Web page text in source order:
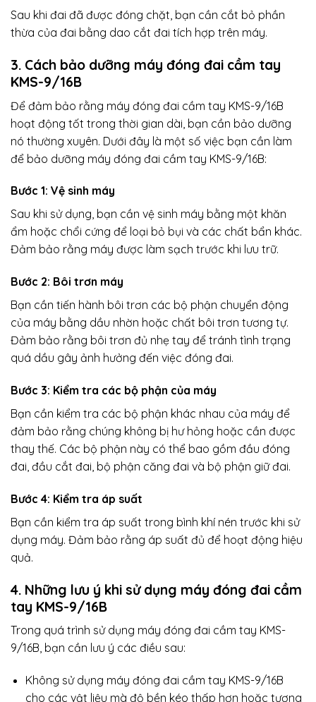
Sau khi đai đã được đóng chặt, bạn cần cắt bỏ phần
thừa của đai bằng dao cắt đai tích hợp trên máy.
3. Cách bảo dưỡng máy đóng đai cầm tay
KMS-9/16B
Để đảm bảo rằng máy đóng đai cầm tay KMS-9/16B
hoạt động tốt trong thời gian dài, bạn cần bảo dưỡng
nó thường xuyên. Dưới đây là một số việc bạn cần làm
để bảo dưỡng máy đóng đai cầm tay KMS-9/16B:
Bước 1: Vệ sinh máy
Sau khi sử dụng, bạn cần vệ sinh máy bằng một khăn
ẩm hoặc chổi cứng để loại bỏ bụi và các chất bẩn khác.
Đảm bảo rằng máy được làm sạch trước khi lưu trữ.
Bước 2: Bôi trơn máy
Bạn cần tiến hành bôi trơn các bộ phận chuyển động
của máy bằng dầu nhờn hoặc chất bôi trơn tương tự.
Đảm bảo rằng bôi trơn đủ nhẹ tay để tránh tình trạng
quá dầu gây ảnh hưởng đến việc đóng đai.
Bước 3: Kiểm tra các bộ phận của máy
Bạn cần kiểm tra các bộ phận khác nhau của máy để
đảm bảo rằng chúng không bị hư hỏng hoặc cần được
thay thế. Các bộ phận này có thể bao gồm đầu đóng
đai, đầu cắt đai, bộ phận căng đai và bộ phận giữ đai.
Bước 4: Kiểm tra áp suất
Bạn cần kiểm tra áp suất trong bình khí nén trước khi sử
dụng máy. Đảm bảo rằng áp suất đủ để hoạt động hiệu
quả.
4. Những lưu ý khi sử dụng máy đóng đai cầm
tay KMS-9/16B
Trong quá trình sử dụng máy đóng đai cầm tay KMS-
9/16B, bạn cần lưu ý các điều sau:
Không sử dụng máy đóng đai cầm tay KMS-9/16B
cho các vật liệu mà độ bền kéo thấp hơn hoặc tương